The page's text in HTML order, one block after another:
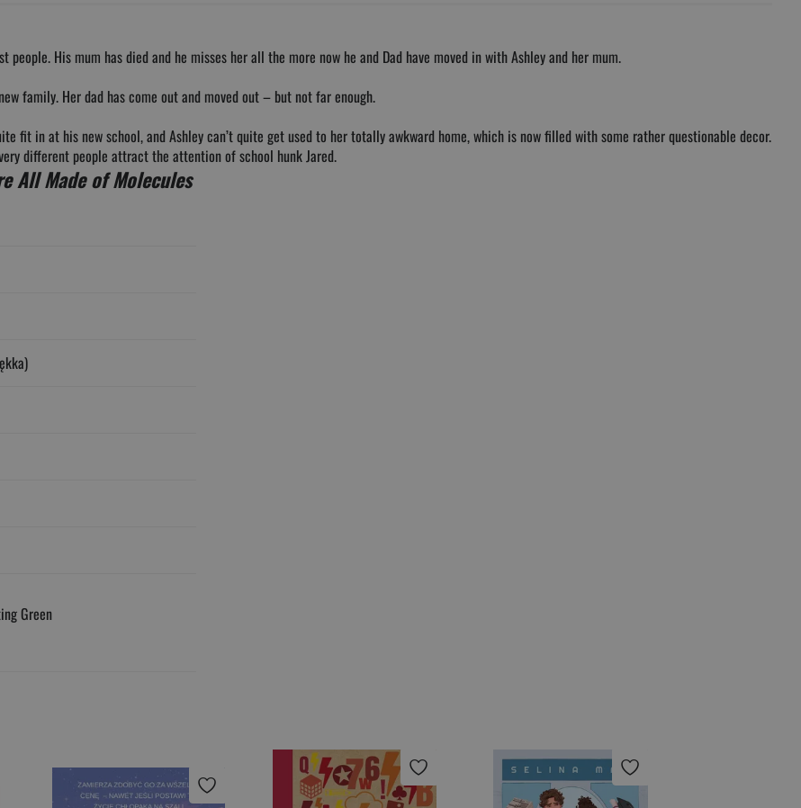
His mum has died and he misses her all the more now he and Dad have moved in with Ashley and her mum.
family. Her dad has come out and moved out – but not far enough.
fit in at his new school, and Ashley can’t quite get used to her totally awkward home, which is now filled with some rather questionable decor.
different people attract the attention of school hunk Jared.
All Made of Molecules
Green